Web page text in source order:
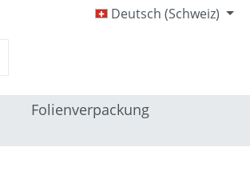
Deutsch (Schweiz)
Folienverpackung